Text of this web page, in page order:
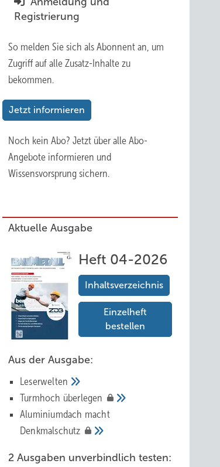
Registrierung
So melden Sie sich als Abonnent an, um
Zugriff auf alle Zusatz-Inhalte zu
bekommen.
Jetzt informieren
Noch kein Abo? Jetzt über alle Abo-
Angebote informieren und
Wissensvorsprung sichern.
Aktuelle Ausgabe
Heft 04-2026
Inhaltsverzeichnis
Einzelheft
bestellen
Aus der Ausgabe:
Leserwelten
Tur mhoch überlegen
Aluminiumdach macht
Denkmalschutz
2 Ausgaben unverbindlich testen: